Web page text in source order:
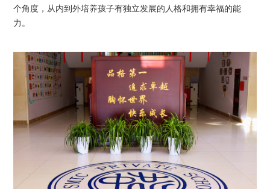
个角度，从内到外培养孩子有独立发展的人格和拥有幸福的能
力。